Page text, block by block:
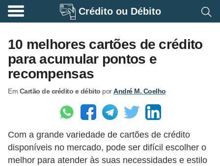
Crédito ou Débito
10 melhores cartões de crédito
para acumular pontos e
recompensas
Em Cartão de crédito e débito porAndré M. Coelho
Com a grande variedade de cartões de crédito
disponíveis no mercado, pode ser difícil escolher o
melhor para atender às suas necessidades e estilo
A
o
s
e
n
d
o